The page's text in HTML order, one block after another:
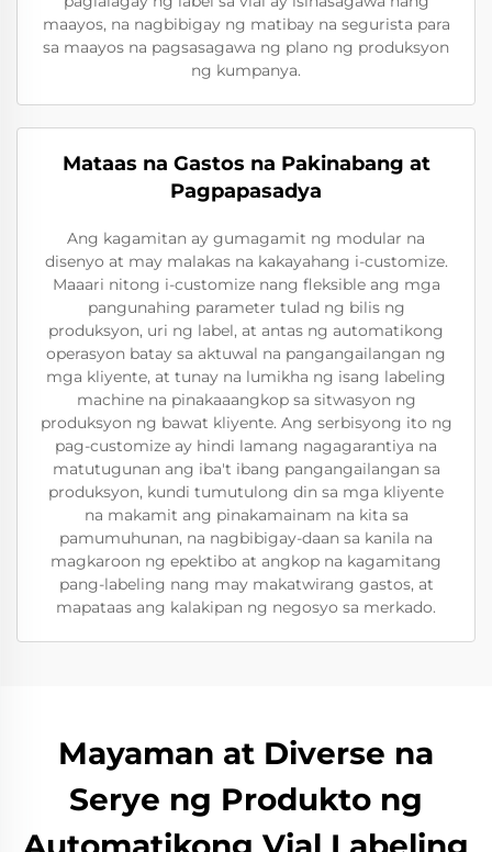
maayos, na nagbibigay ng matibay na segurista para
sa maayos na pagsasagawa ng plano ng produksyon
ng kumpanya.
Mataas na Gastos na Pakinabang at
Pagpapasadya
Ang kagamitan ay gumagamit ng modular na
disenyo at may malakas na kakayahang i-customize.
Maaari nitong i-customize nang fleksible ang mga
pangunahing parameter tulad ng bilis ng
produksyon, uri ng label, at antas ng automatikong
operasyon batay sa aktuwal na pangangailangan ng
mga kliyente, at tunay na lumikha ng isang labeling
machine na pinakaaangkop sa sitwasyon ng
produksyon ng bawat kliyente. Ang serbisyong ito ng
pag-customize ay hindi lamang nagagarantiya na
matutugunan ang iba't ibang pangangailangan sa
produksyon, kundi tumutulong din sa mga kliyente
na makamit ang pinakamainam na kita sa
pamumuhunan, na nagbibigay-daan sa kanila na
magkaroon ng epektibo at angkop na kagamitang
pang-labeling nang may makatwirang gastos, at
mapataas ang kalakipan ng negosyo sa merkado.
Mayaman at Diverse na
Serye ng Produkto ng